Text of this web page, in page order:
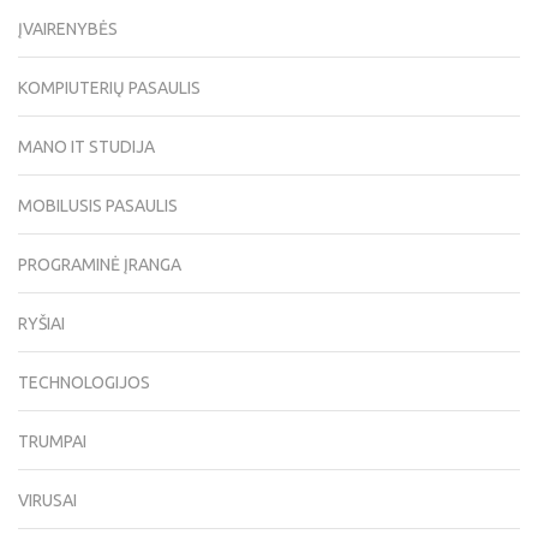
ĮVAIRENYBĖS
KOMPIUTERIŲ PASAULIS
MANO IT STUDIJA
MOBILUSIS PASAULIS
PROGRAMINĖ ĮRANGA
RYŠIAI
TECHNOLOGIJOS
TRUMPAI
VIRUSAI